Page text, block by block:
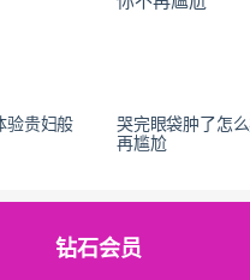
验贵妇般
哭完眼袋肿了怎
再尴尬
钻石会员